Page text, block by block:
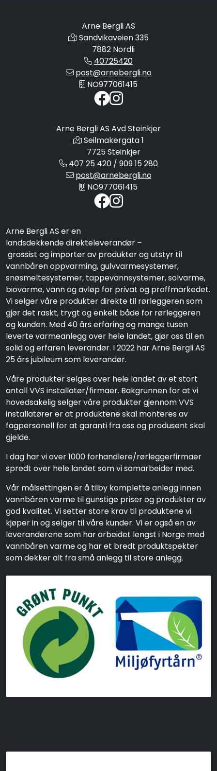
Arne Bergli AS
Sandvikaveien 335
7882 Nordli
40725420
post@arnebergli.no
NO977061415
Arne Bergli AS Avd Steinkjer
Seilmakergata 1
7725 Steinkjer
407 25 420 / 909 15 280
post@arnebergli.no
NO977061415
Arne Bergli AS er en
landsdekkende direkteleverandør –
grossist og importør av produkter og utstyr til
vannbåren oppvarming, gulvvarmesystemer,
snøsmeltesystemer, tappevannsystemer, solvarme,
biovarme, vann og avløp for privat og proffmarkedet.
Vi selger våre produkter direkte til rørleggeren som
gjør det raskt, trygt og enkelt både for rørleggeren
og kunden. Med 40 års erfaring og mange tusen
leverte varmeanlegg over hele landet, gjør oss til en
solid og erfaren leverandør. I 2022 har Arne Bergli AS
25 års jubileum som leverandør.
Våre produkter selges over hele landet av et stort
antall VVS installatør/firmaer. Bakgrunnen for at vi
hovedsakelig selger våre produkter gjennom VVS
installatører er at produktene skal monteres av
fagpersonell for at garanti fra oss og produsent skal
gjelde.
I dag har vi over 1000 forhandlere/rørleggerfirmaer
spredt over hele landet som vi samarbeider med.
Vår målsettingen er å tilby komplette anlegg innen
vannbåren varme til gunstige priser og produkter av
god kvalitet. Vi setter store krav til produktene vi
kjøper in og selger til våre kunder. Vi er også en av
leverandørene som har arbeidet lengst i Norge med
vannbåren varme og har et bredt produktspekter
som dekker alt fra små anlegg til store anlegg.